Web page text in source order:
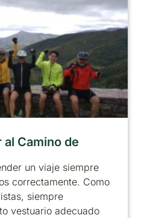
al Camino de
un viaje siempre
correctamente. Como
siempre
vestuario adecuado